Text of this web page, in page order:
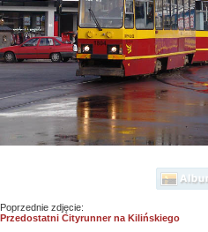
Poprzednie zdjęcie:
Przedostatni Cityrunner na Kilińskiego